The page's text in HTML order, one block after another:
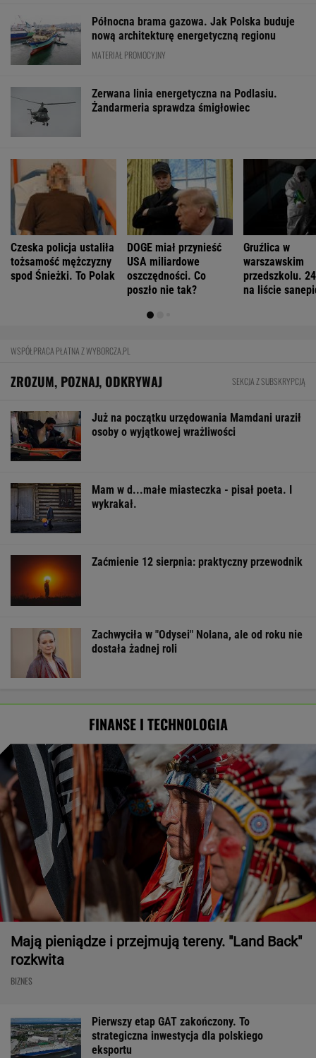
Północna brama gazowa. Jak Polska buduje
nową architekturę energetyczną regionu
MATERIAŁ PROMOCYJNY
Zerwana linia energetyczna na Podlasiu.
Żandarmeria sprawdza śmigłowiec
Czeska policja ustaliła
tożsamość mężczyzny
spod Śnieżki. To Polak
DOGE miał przynieść
USA miliardowe
oszczędności. Co
poszło nie tak?
Gruźlica w
warszawskim
przedszkolu.
na liście
WSPÓŁPRACA PŁATNA Z WYBORCZA.PL
ZROZUM, POZNAJ, ODKRYWAJ SEKCJA Z SUBSKRYPCJĄ
Już na początku urzędowania Mamdani uraził
osoby o wyjątkowej wrażliwości
Mam w d...małe miasteczka - pisał poeta. I
wykrakał.
Zaćmienie 12 sierpnia: praktyczny przewodnik
Zachwyciła w "Odysei" Nolana, ale od roku nie
dostała żadnej roli
FINANSE I TECHNOLOGIA
Mają pieniądze i przejmują tereny. "Land Back"
rozkwita
BIZNES
Pierwszy etap GAT zakończony. To
strategiczna inwestycja dla polskiego
eksportu